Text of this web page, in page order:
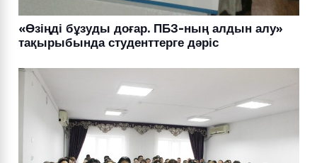
«Өзіңді бұзуды доғар. ПБЗ-ның алдын алу»
тақырыбында студенттерге дәріс